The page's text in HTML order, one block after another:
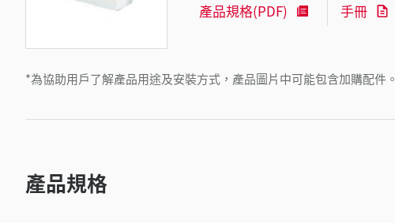
*為協助用戶了解產品用途及安裝方式，產品圖片中可能包含加購配件。
產品規格(PDF) 手冊
產品規格